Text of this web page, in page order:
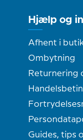
Hjælp og
Afhent i
Ombytning
Returnering
Guides, tips